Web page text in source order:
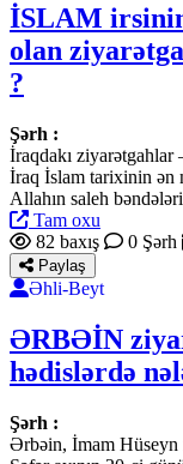
İSLAM
olan
?
Şərh :
İraqdakı ziyarətgahlar
İraq İslam tarixinin ən
Allahın saleh
Tam oxu
82 baxış
0 Şərh
Paylaş
Əhli-Beyt
ƏRBƏİN
hədislərdə
Şərh :
Ərbəin, İmam Hüseyn